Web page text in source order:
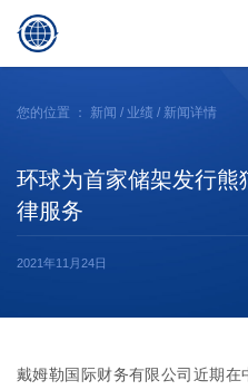
日
您的位置 ： 新闻 / 业绩 / 新闻详情
环球为首家储架发行
律服务
2021年11月24日
戴姆勒国际财务有限公司近期